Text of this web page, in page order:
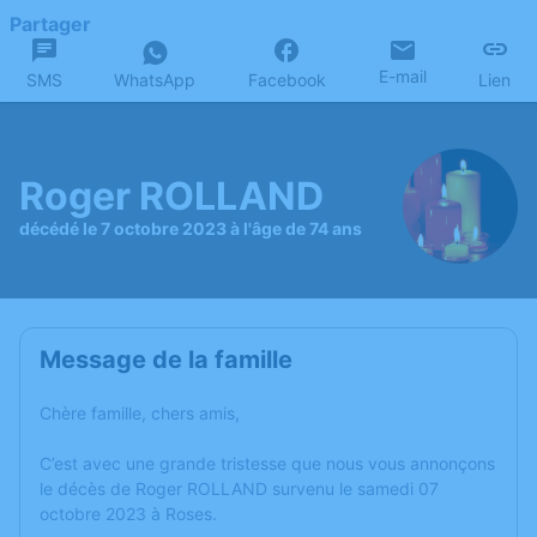
Partager
SMS WhatsApp Facebook E-mail Lien
Roger ROLLAND
décédé le 7 octobre 2023 à l'âge de 74 ans
Message de la famille
Chère famille, chers amis,
C’est avec une grande tristesse que nous vous annonçons
le décès de Roger ROLLAND survenu le samedi 07
octobre 2023 à Roses.